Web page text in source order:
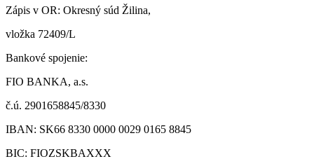
Zápis v OR: Okresný súd Žilina,
vložka 72409/L
Bankové spojenie:
FIO BANKA, a.s.
č.ú. 2901658845/8330
IBAN: SK66 8330 0000 0029 0165 8845
BIC: FIOZSKBAXXX